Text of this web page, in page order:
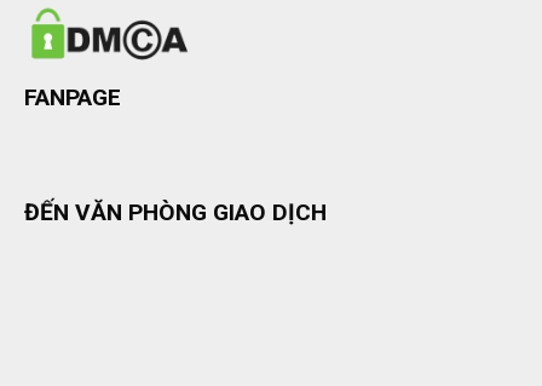
FANPAGE
ĐẾN VĂN PHÒNG GIAO DỊCH